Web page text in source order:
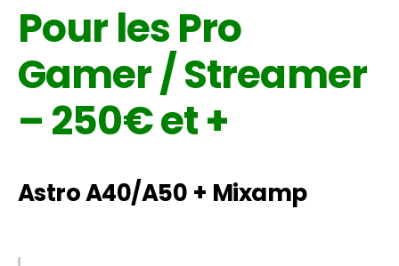
Pour les Pro
Gamer / Streamer
– 250€ et +
Astro A40/A50 + Mixamp